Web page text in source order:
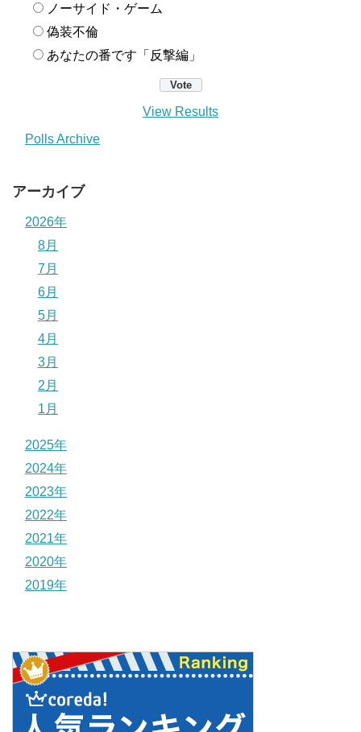
ノーサイド・ゲーム
偽装不倫
あなたの番です「反撃編」
View Results
Polls Archive
アーカイブ
2026年
8月
7月
6月
5月
4月
3月
2月
1月
2025年
2024年
2023年
2022年
2021年
2020年
2019年